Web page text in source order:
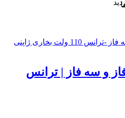
و سه فاز | ترانس